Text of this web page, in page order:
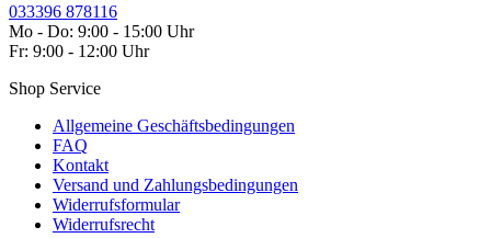
033396 878116
Mo - Do: 9:00 - 15:00 Uhr
Fr: 9:00 - 12:00 Uhr
Shop Service
Allgemeine Geschäftsbedingungen
FAQ
Kontakt
Versand und Zahlungsbedingungen
Widerrufsformular
Widerrufsrecht